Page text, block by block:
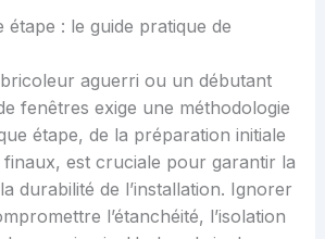
étape : le guide pratique de
aguerri ou un débutant
fenêtres exige une méthodologie
étape, de la préparation initiale
finaux, est cruciale pour garantir la
durabilité de l’installation. Ignorer
l’étanchéité, l’isolation